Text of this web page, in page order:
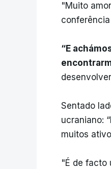
"Muito
“E
Sentado
ucraniano:
muitos
"É de facto